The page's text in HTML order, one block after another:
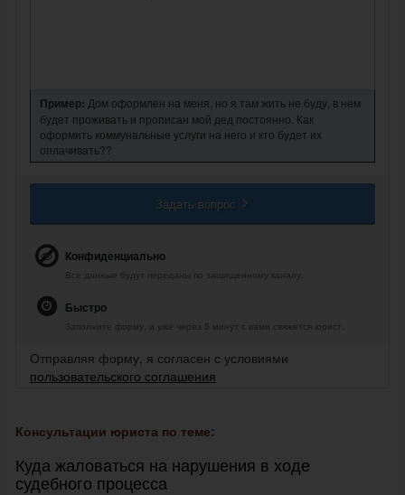
Пример: Дом оформлен на меня, но я там жить не буду, в нем
будет проживать и прописан мой дед постоянно. Как
оформить коммунальные услуги на него и кто будет их
оплачивать??
Задать вопрос
Конфиденциально
Все данные будут переданы по защищенному каналу.
Быстро
Заполните форму, и уже через 5 минут с вами свяжется юрист.
Отправляя форму, я согласен с условиями
пользовательского соглашения
Консультации юриста по теме:
Куда жаловаться на нарушения в ходе
судебного процесса